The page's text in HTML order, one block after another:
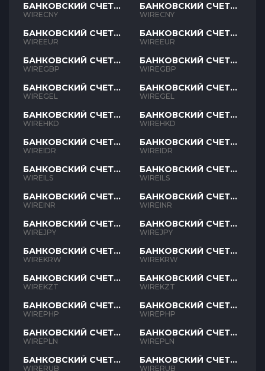
БАНКОВСКИЙ СЧЕТ
CNY
WIRECNY
БАНКОВСКИЙ СЧЕТ
EUR
WIREEUR
БАНКОВСКИЙ СЧЕТ
GBP
WIREGBP
БАНКОВСКИЙ СЧЕТ
GEL
WIREGEL
БАНКОВСКИЙ СЧЕТ
HKD
WIREHKD
БАНКОВСКИЙ СЧЕТ
IDR
WIREIDR
БАНКОВСКИЙ СЧЕТ
ILS
WIREILS
БАНКОВСКИЙ СЧЕТ
INR
WIREINR
БАНКОВСКИЙ СЧЕТ
JPY
WIREJPY
БАНКОВСКИЙ СЧЕТ
KRW
WIREKRW
БАНКОВСКИЙ СЧЕТ
KZT
WIREKZT
БАНКОВСКИЙ СЧЕТ
PHP
WIREPHP
БАНКОВСКИЙ СЧЕТ
PLN
WIREPLN
БАНКОВСКИЙ СЧЕТ
RUB
WIRERUB
БАНКОВСКИЙ СЧЕТ
CNY
WIRECNY
БАНКОВСКИЙ СЧЕТ
EUR
WIREEUR
БАНКОВСКИЙ СЧЕТ
GBP
WIREGBP
БАНКОВСКИЙ СЧЕТ
GEL
WIREGEL
БАНКОВСКИЙ СЧЕТ
HKD
WIREHKD
БАНКОВСКИЙ СЧЕТ
IDR
WIREIDR
БАНКОВСКИЙ СЧЕТ
ILS
WIREILS
БАНКОВСКИЙ СЧЕТ
INR
WIREINR
БАНКОВСКИЙ СЧЕТ
JPY
WIREJPY
БАНКОВСКИЙ СЧЕТ
KRW
WIREKRW
БАНКОВСКИЙ СЧЕТ
KZT
WIREKZT
БАНКОВСКИЙ СЧЕТ
PHP
WIREPHP
БАНКОВСКИЙ СЧЕТ
PLN
WIREPLN
БАНКОВСКИЙ СЧЕТ
RUB
WIRERUB